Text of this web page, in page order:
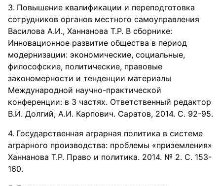
Повышение квалификации и переподготовка
сотрудников органов местного самоуправления
Василова А.И., Ханнанова Т.Р. В сборнике:
Инновационное развитие общества в период
модернизации: экономические, социальные,
философские, политические, правовые
закономерности и тенденции материалы
Международной научно-практической
конференции: в 3 частях. Ответственный редактор
В.И. Долгий, А.И. Карпович. Саратов, 2014. С. 92-95.
Государственная аграрная политика в системе
аграрного производства: проблемы «приземления»
Ханнанова Т.Р. Право и политика. 2014. № 2. С. 153-
160.